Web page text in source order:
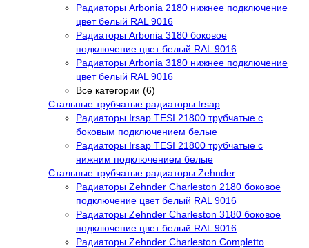
Радиаторы Arbonia 2180 нижнее подключение
цвет белый RAL 9016
Радиаторы Arbonia 3180 боковое
подключение цвет белый RAL 9016
Радиаторы Arbonia 3180 нижнее подключение
цвет белый RAL 9016
Все категории (6)
Стальные трубчатые радиаторы Irsap
Радиаторы Irsap TESI 21800 трубчатые с
боковым подключением белые
Радиаторы Irsap TESI 21800 трубчатые с
нижним подключением белые
Стальные трубчатые радиаторы Zehnder
Радиаторы Zehnder Charleston 2180 боковое
подключение цвет белый RAL 9016
Радиаторы Zehnder Charleston 3180 боковое
подключение цвет белый RAL 9016
Радиаторы Zehnder Charleston Completto